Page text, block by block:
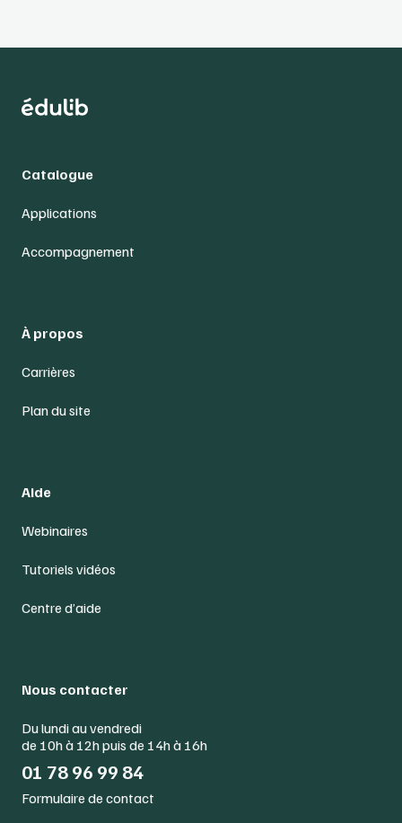
Catalogue
Applications
Accompagnement
À propos
Carrières
Plan du site
Aide
Webinaires
Tutoriels vidéos
Centre d’aide
Nous contacter
Du lundi au vendredi
de 10h à 12h puis de 14h à 16h
01 78 96 99 84
Formulaire de contact